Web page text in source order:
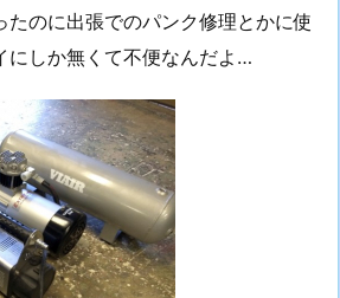
たのに出張でのパンク修理とかに使
にしか無くて不便なんだよ…